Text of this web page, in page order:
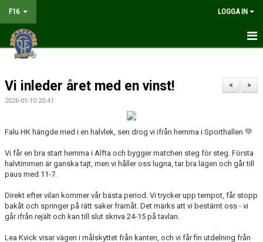
F16 LOGGA IN
HEM
NYHETER
KALENDER
TRUPPEN
KONTAKT
LIVESÄNDNING
>
<
Vi inleder året med en vinst!
2026-01-10 20:41
Falu HK hängde med i en halvlek, sen drog vi ifrån hemma i Sporthallen 💚
Vi får en bra start hemma i Alfta och bygger matchen steg för steg. Första
halvtimmen är ganska tajt, men vi håller oss lugna, tar bra lägen och går till
paus med 11-7.
Direkt efter vilan kommer vår bästa period. Vi trycker upp tempot, får stopp
bakåt och springer på rätt saker framåt. Det märks att vi bestämt oss - vi
går ifrån rejält och kan till slut skriva 24-15 på tavlan.
Lea Kvick visar vägen i målskyttet från kanten, och vi får fin utdelning från